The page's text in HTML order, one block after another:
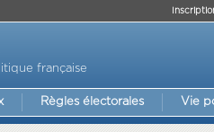
française
Règles électorales Vie